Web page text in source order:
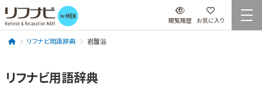
閲覧履歴 お気に入り
リフナビ用語辞典 岩盤浴
リフナビ用語辞典